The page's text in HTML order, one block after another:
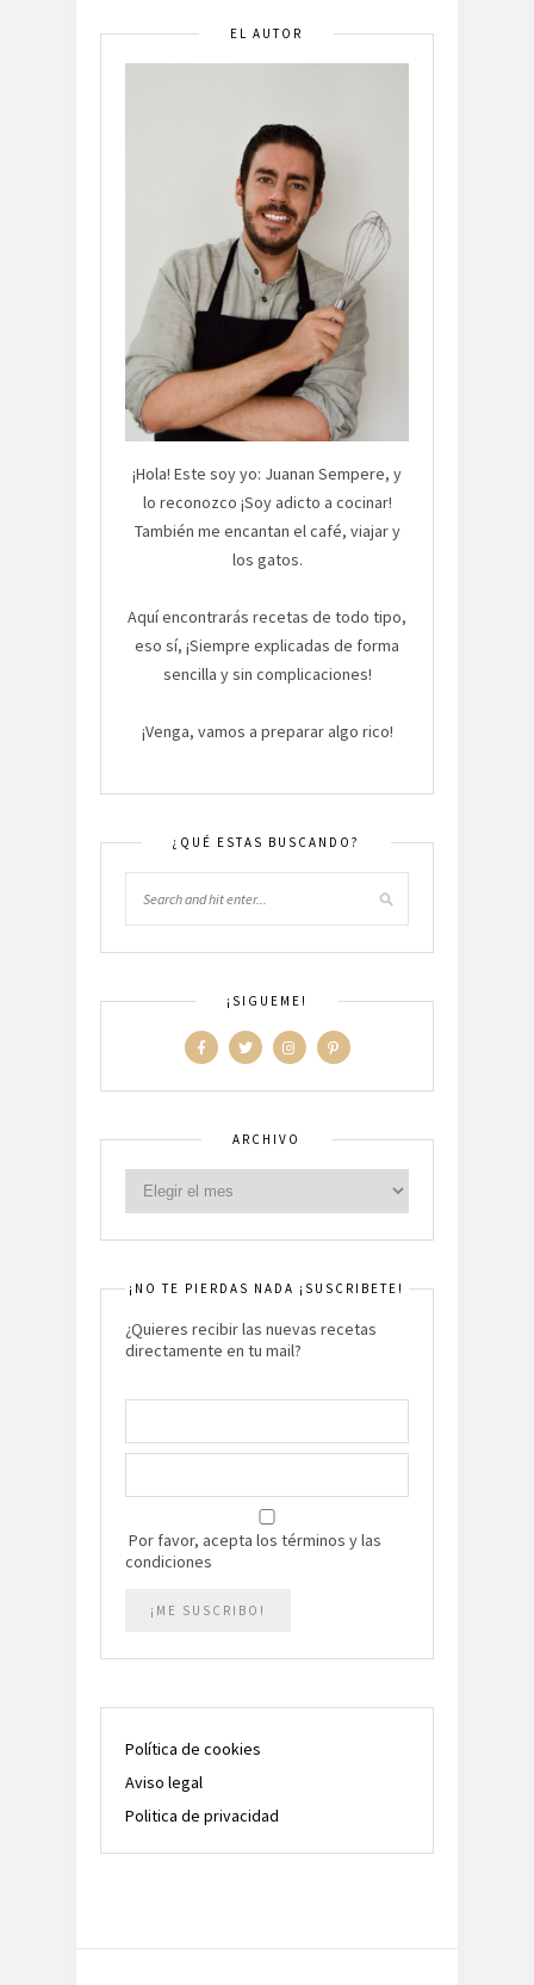
EL AUTOR
¡Hola! Este soy yo: Juanan Sempere, y
lo reconozco ¡Soy adicto a cocinar!
También me encantan el café, viajar y
los gatos.
Aquí encontrarás recetas de todo tipo,
eso sí, ¡Siempre explicadas de forma
sencilla y sin complicaciones!
¡Venga, vamos a preparar algo rico!
¿QUÉ ESTAS BUSCANDO?
¡SIGUEME!
ARCHIVO
¡NO TE PIERDAS NADA ¡SUSCRIBETE!
¿Quieres recibir las nuevas recetas
directamente en tu mail?
Por favor, acepta los términos y las
condiciones
Política de cookies
Aviso legal
Politica de privacidad